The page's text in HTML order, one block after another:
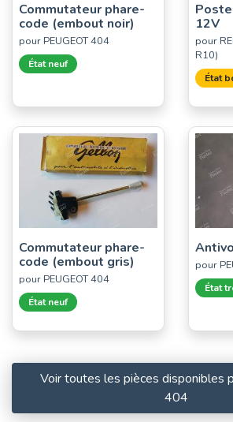
Commutateur phare-
code (embout noir)
pour PEUGEOT 404
État neuf
Poste
12V
pour
R10)
État
Commutateur phare-
code (embout gris)
pour PEUGEOT 404
État neuf
pour
État
Voir toutes les pièces disponibles
404